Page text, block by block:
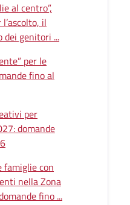
al centro”,
il
dei genitori ...
per le
fino al
per
domande
famiglie con
nella Zona
fino ...